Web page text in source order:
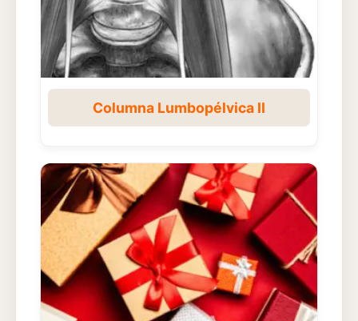
Columna Lumbopélvica II